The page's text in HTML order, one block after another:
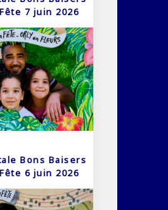
7 juin 2026
Bons Baisers
6 juin 2026